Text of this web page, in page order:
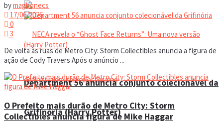
Department 56 anuncia conjunto colecionável da
Grifinória (Harry Potter)
bymagbonecs
17/06/2026
0
3
De volta às ruas de Metro City: Storm Collectibles anuncia a figura de
ação de Cody Travers Após o anúncio ...
O Prefeito mais durão de Metro City: Storm
Collectibles anuncia figura de Mike Haggar